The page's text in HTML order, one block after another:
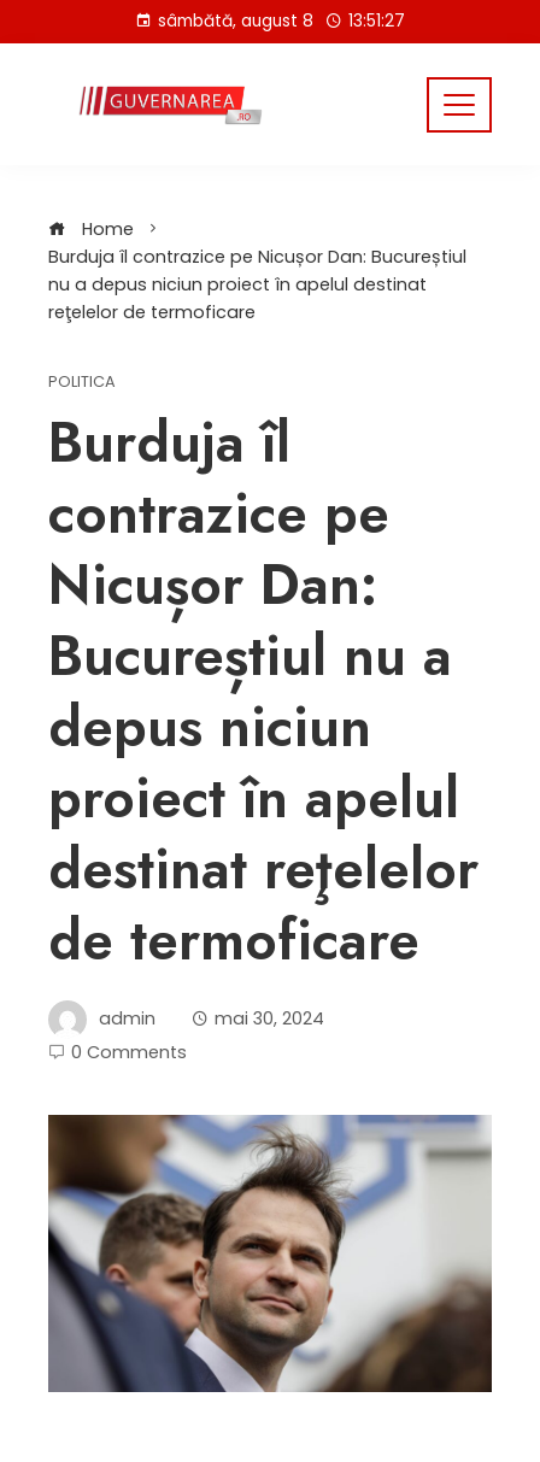
to
sâmbătă, august 8 13:51:28
Home
Burduja îl contrazice pe Nicușor Dan: Bucureștiul
nu a depus niciun proiect în apelul destinat
reţelelor de termoficare
POLITICA
Burduja îl
contrazice pe
Nicușor Dan:
Bucureștiul nu a
depus niciun
proiect în apelul
destinat reţelelor
de termoficare
admin
mai 30, 2024
0 Comments